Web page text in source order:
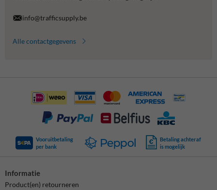
info@trafficsupply.be
Alle contactgegevens
Vooruitbetaling
per bank
Betaling achteraf
is mogelijk
Informatie
Product(en) retourneren